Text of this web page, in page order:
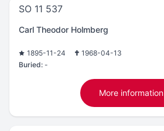
SO 11 537
Carl Theodor Holmberg
1895-11-24
1968-04-13
Buried: -
More information